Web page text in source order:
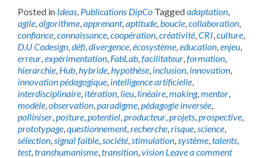
Posted in Ideas, Publications DipCo Taggedadaptation,
agile,algorithme,apprenant,aptitude,boucle,collaboration,
confiance,connaissance,coopération,créativité,CRI,culture,
D.U Codesign,défi,divergence,écosystème,education,enjeu,
erreur,expérimentation, FabLab,facilitateur,formation,
hierarchie, Hub,hybride,hypothèse, inclusion, innovation,
innovation pédagogique, intelligence artificielle,
interdisciplinaire, itération, lieu, linéaire,making,mentor,
modèle,observation,paradigme,pédagogie inversée,
polliniser,posture,potentiel,producteur,projets,prospective,
prototypage,questionnement,recherche,risque,science,
sélection,signal faible,société,stimulation,système,talents,
test,transhumanisme,transition,vision Leave a comment